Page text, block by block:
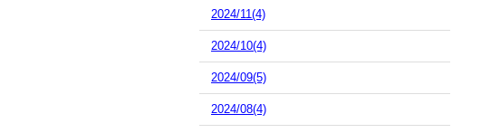
2024/11(4)
2024/10(4)
2024/09(5)
2024/08(4)